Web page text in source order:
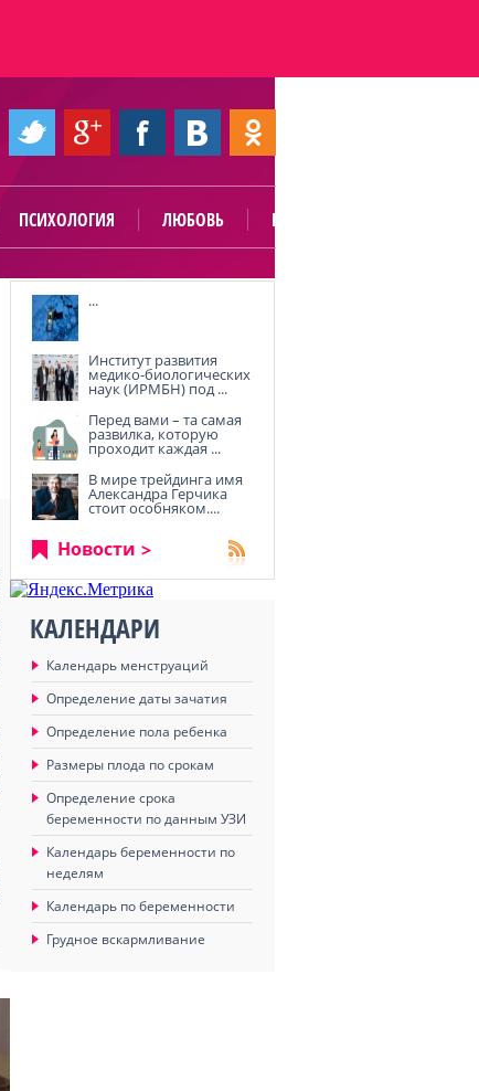
ПСИХОЛОГИЯ ЛЮБОВЬ ПОЛЕЗНО
...
Институт развития
медико-биологических
наук (ИРМБН) под ...
Перед вами – та самая
развилка, которую
проходит каждая ...
В мире трейдинга имя
Александра Герчика
стоит особняком....
Новости
КАЛЕНДАРИ
Календарь менструаций
Определение даты зачатия
Определение пола ребенка
Размеры плода по срокам
Определение срока
беременности по данным УЗИ
Календарь беременности по
неделям
Календарь по беременности
Грудное вскармливание